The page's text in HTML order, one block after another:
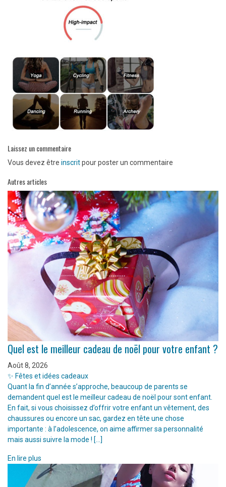
Laissez un commentaire
Vous devez être inscritpour poster un commentaire
Autres articles
Quel est le meilleur cadeau de noël pour votre enfant ?
Août 8, 2026
✨ Fêtes et idées cadeaux
Quant la fin d’année s’approche, beaucoup de parents se
demandent quel est le meilleur cadeau de noël pour sont enfant.
En fait, si vous choisissez d’offrir votre enfant un vêtement, des
chaussures ou encore un sac, gardez en tête une chose
importante : à l’adolescence, on aime affirmer sa personnalité
mais aussi suivre la mode ! […]
En lire plus